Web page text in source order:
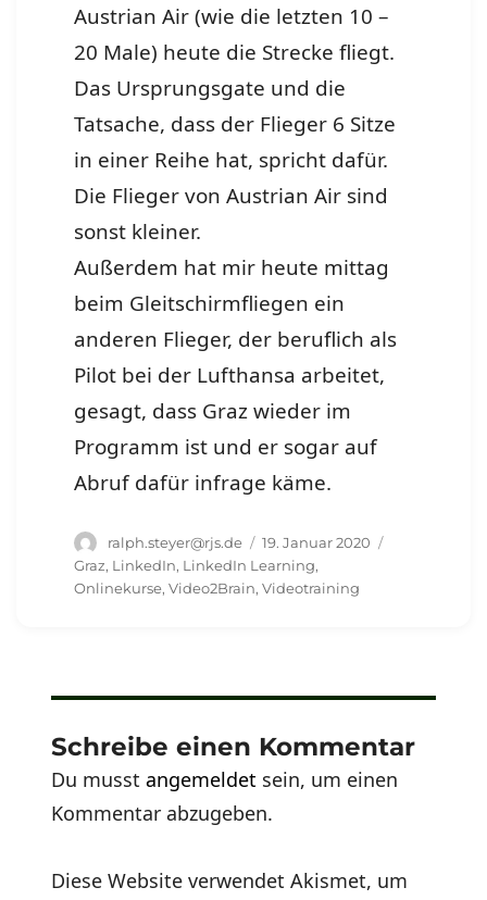
Austrian Air (wie die letzten 10 –
20 Male) heute die Strecke fliegt.
Das Ursprungsgate und die
Tatsache, dass der Flieger 6 Sitze
in einer Reihe hat, spricht dafür.
Die Flieger von Austrian Air sind
sonst kleiner.
Außerdem hat mir heute mittag
beim Gleitschirmfliegen ein
anderen Flieger, der beruflich als
Pilot bei der Lufthansa arbeitet,
gesagt, dass Graz wieder im
Programm ist und er sogar auf
Abruf dafür infrage käme.
Autor
ralph.steyer@rjs.de
Veröffentlicht
am
19. Januar 2020
Graz, LinkedIn, LinkedIn Learning,
Onlinekurse,Video2Brain,Videotraining
Schreibe einen Kommentar
Du musstangemeldet sein, um einen
Kommentar abzugeben.
Diese Website verwendet Akismet, um